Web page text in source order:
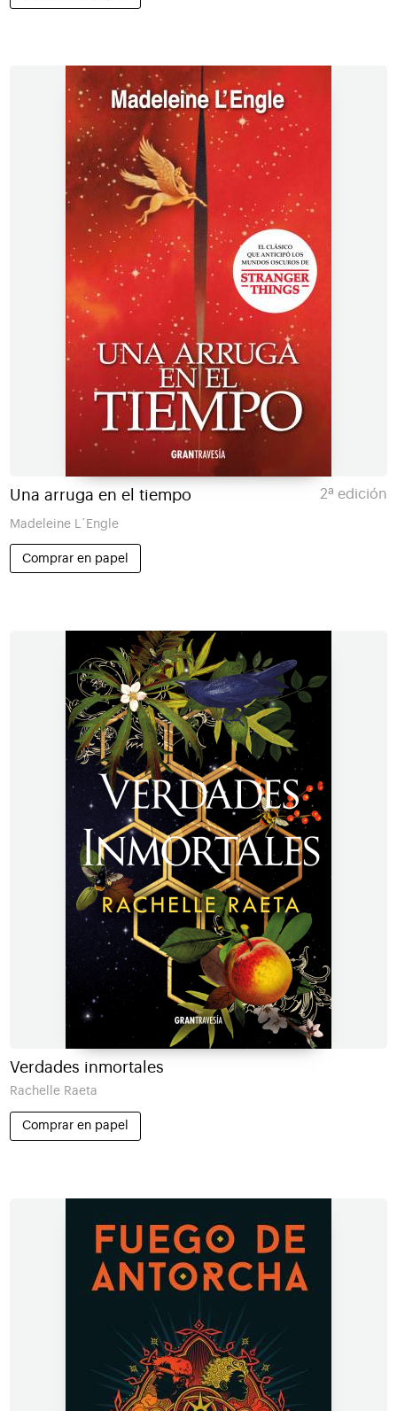
Una arruga en el tiempo 2ª edición
Madeleine L´Engle
Comprar en papel
Verdades inmortales
Rachelle Raeta
Comprar en papel